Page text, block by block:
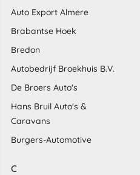
Auto Export Almere
Brabantse Hoek
Bredon
Autobedrijf Broekhuis B.V.
De Broers Auto's
Hans Bruil Auto's &
Caravans
Burgers-Automotive
C